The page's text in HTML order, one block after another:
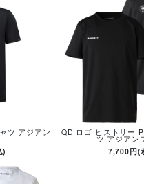
ツ アジアン
)
QD ロゴ ヒストリー
ツ アジアン
7,700円(